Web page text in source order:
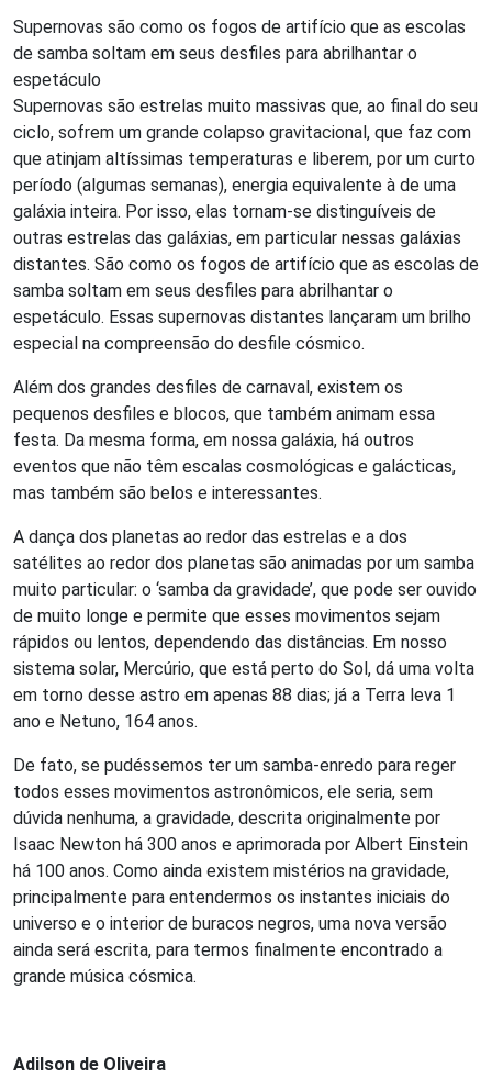
Supernovas são como os fogos de artifício que as escolas
de samba soltam em seus desfiles para abrilhantar o
espetáculo
Supernovas são estrelas muito massivas que, ao final do seu
ciclo, sofrem um grande colapso gravitacional, que faz com
que atinjam altíssimas temperaturas e liberem, por um curto
período (algumas semanas), energia equivalente à de uma
galáxia inteira. Por isso, elas tornam-se distinguíveis de
outras estrelas das galáxias, em particular nessas galáxias
distantes. São como os fogos de artifício que as escolas de
samba soltam em seus desfiles para abrilhantar o
espetáculo. Essas supernovas distantes lançaram um brilho
especial na compreensão do desfile cósmico.
Além dos grandes desfiles de carnaval, existem os
pequenos desfiles e blocos, que também animam essa
festa. Da mesma forma, em nossa galáxia, há outros
eventos que não têm escalas cosmológicas e galácticas,
mas também são belos e interessantes.
A dança dos planetas ao redor das estrelas e a dos
satélites ao redor dos planetas são animadas por um samba
muito particular: o ‘samba da gravidade’, que pode ser ouvido
de muito longe e permite que esses movimentos sejam
rápidos ou lentos, dependendo das distâncias. Em nosso
sistema solar, Mercúrio, que está perto do Sol, dá uma volta
em torno desse astro em apenas 88 dias; já a Terra leva 1
ano e Netuno, 164 anos.
De fato, se pudéssemos ter um samba-enredo para reger
todos esses movimentos astronômicos, ele seria, sem
dúvida nenhuma, a gravidade, descrita originalmente por
Isaac Newton há 300 anos e aprimorada por Albert Einstein
há 100 anos. Como ainda existem mistérios na gravidade,
principalmente para entendermos os instantes iniciais do
universo e o interior de buracos negros, uma nova versão
ainda será escrita, para termos finalmente encontrado a
grande música cósmica.
Adilson de Oliveira